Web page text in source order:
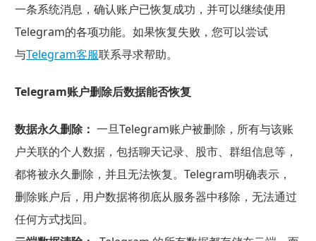
一条系统消息，确认账户已恢复成功，并可以继续使用
Telegram的各项功能。如果恢复失败，您可以尝试
与Telegram客服联系寻求帮助。
Telegram账户删除后数据能否恢复
数据永久删除： 一旦Telegram账户被删除，所有与该账
户关联的个人数据，包括聊天记录、股市、群组信息等，
都将被永久删除，并且无法恢复。Telegram明确表示，
删除账户后，用户数据将彻底从服务器中移除，无法通过
任何方式找回。